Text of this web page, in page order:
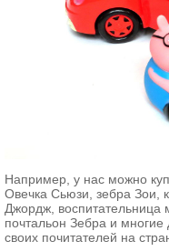
Например, у нас можно
Овечка Сьюзи, зебра Зои,
Джордж, воспитательница
почтальон Зебра и многие
своих почитателей на